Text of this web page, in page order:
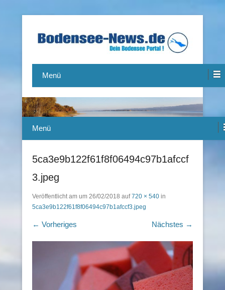
Bodensee-News.de
Menü
Menü
5ca3e9b122f61f8f06494c97b1afccf
3.jpeg
Veröffentlicht am um 26/02/2018 auf720 × 540 in
5ca3e9b122f61f8f06494c97b1afccf3.jpeg
← Vorheriges Nächstes →